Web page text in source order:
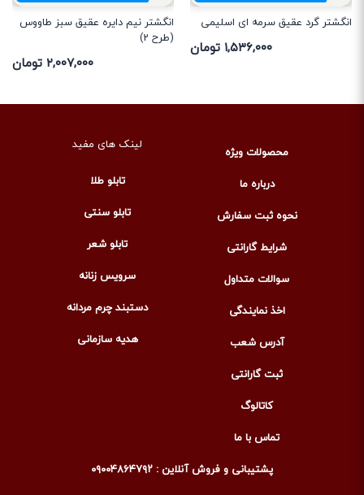
انگشتر گرد عقیق سرمه ای اسلیمی
۱,۵۳۶,۰۰۰ تومان
انگشتر نیم دایره عقیق سبز طاووس
(طرح 2)
۲,۰۰۷,۰۰۰ تومان
محصولات ویژه
درباره ما
نحوه ثبت سفارش
شرایط گارانتی
سوالات متداول
اخذ نمایندگی
آدرس شعب
ثبت گارانتی
کاتالوگ
تماس با ما
لینک های مفید
تابلو طلا
تابلو سنتی
تابلو شعر
سرویس زنانه
دستبند چرم مردانه
هدیه سازمانی
پشتیبانی و فروش آنلاین : ۰۹۰۰۴۸۶۴۷۹۲